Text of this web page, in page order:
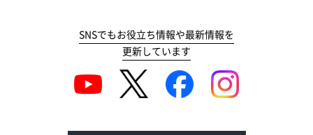
SNSでもお役立ち情報や最新情報を
更新しています